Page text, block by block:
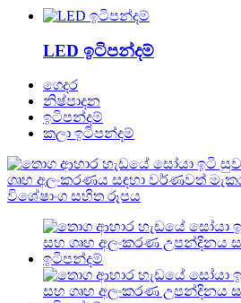
LED ඉටිපන්දම්
ගෙදර
නිෂ්පාදන
ඉටිපන්දම්
කලා ඉටිපන්දම්